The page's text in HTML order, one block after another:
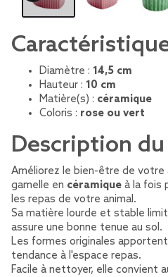
Diamètre : 14,5 cm
Hauteur : 10 cm
Matière(s) : céramique
Coloris : rose ou vert
Description
Améliorez le bien-être de votre
gamelle en céramique à la fois
les repas de votre animal.
Sa matière lourde et stable
assure une bonne tenue au sol.
Les formes originales
tendance à l'espace repas.
Facile à nettoyer, elle convient